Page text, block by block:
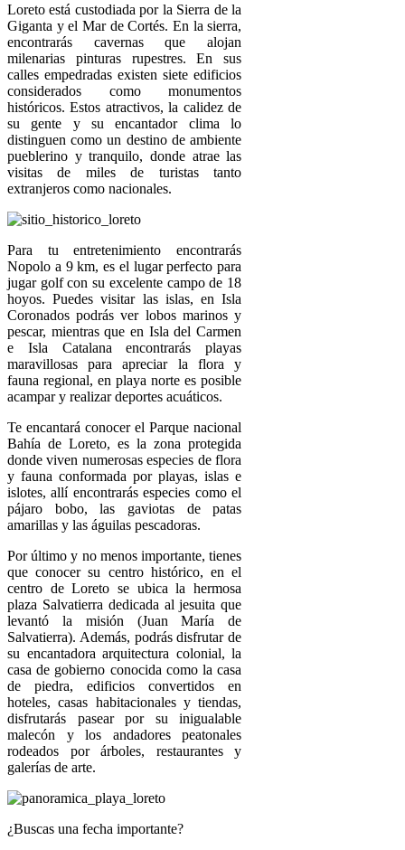
Loreto está custodiada por la Sierra de la
Giganta y el Mar de Cortés. En la sierra,
encontrarás cavernas que alojan
milenarias pinturas rupestres. En sus
calles empedradas existen siete edificios
considerados como monumentos
históricos. Estos atractivos, la calidez de
su gente y su encantador clima lo
distinguen como un destino de ambiente
pueblerino y tranquilo, donde atrae las
visitas de miles de turistas tanto
extranjeros como nacionales.
Para tu entretenimiento encontrarás
Nopolo a 9 km, es el lugar perfecto para
jugar golf con su excelente campo de 18
hoyos. Puedes visitar las islas, en Isla
Coronados podrás ver lobos marinos y
pescar, mientras que en Isla del Carmen
e Isla Catalana encontrarás playas
maravillosas para apreciar la flora y
fauna regional, en playa norte es posible
acampar y realizar deportes acuáticos.
Te encantará conocer el Parque nacional
Bahía de Loreto, es la zona protegida
donde viven numerosas especies de flora
y fauna conformada por playas, islas e
islotes, allí encontrarás especies como el
pájaro bobo, las gaviotas de patas
amarillas y las águilas pescadoras.
Por último y no menos importante, tienes
que conocer su centro histórico, en el
centro de Loreto se ubica la hermosa
plaza Salvatierra dedicada al jesuita que
levantó la misión (Juan María de
Salvatierra). Además, podrás disfrutar de
su encantadora arquitectura colonial, la
casa de gobierno conocida como la casa
de piedra, edificios convertidos en
hoteles, casas habitacionales y tiendas,
disfrutarás pasear por su inigualable
malecón y los andadores peatonales
rodeados por árboles, restaurantes y
galerías de arte.
¿Buscas una fecha importante?